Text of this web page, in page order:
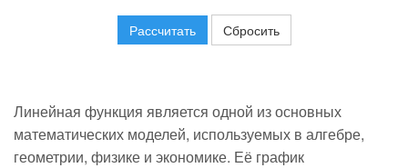
Рассчитать Сбросить
Линейная функция является одной из основных
математических моделей, используемых в алгебре,
геометрии, физике и экономике. Её график